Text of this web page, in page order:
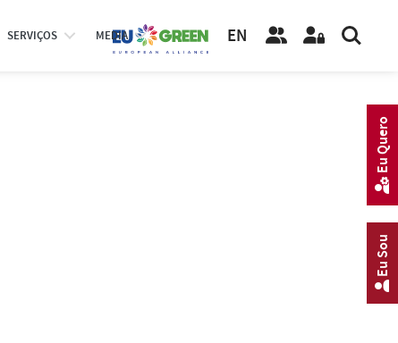
SERVIÇOS MEDIA EN
Eu Sou
Eu Quero